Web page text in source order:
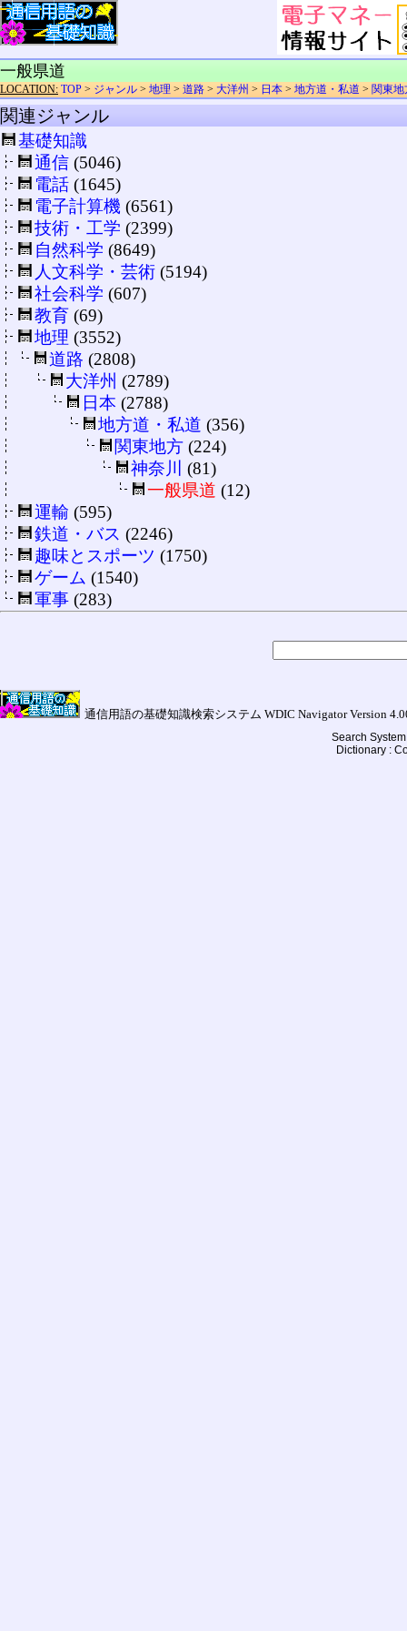
一般県道
LOCATION: TOP > ジャンル > 地理 > 道路 > 大洋州 > 日本 > 地方道・私道 > 関東地
関連ジャンル
基礎知識
通信 (5046)
電話 (1645)
電子計算機 (6561)
技術・工学 (2399)
自然科学 (8649)
人文科学・芸術 (5194)
社会科学 (607)
教育 (69)
地理 (3552)
道路 (2808)
大洋州 (2789)
日本 (2788)
地方道・私道 (356)
関東地方 (224)
神奈川
(81)
一般県道 (12)
運輸 (595)
鉄道・バス (2246)
趣味とスポーツ (1750)
ゲーム (1540)
軍事 (283)
通信用語の基礎知識検索システム WDIC Navigator Version
Search
Dictionary :